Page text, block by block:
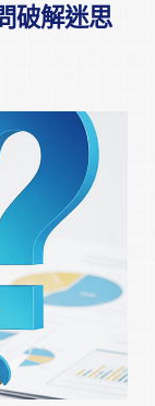
破解迷思